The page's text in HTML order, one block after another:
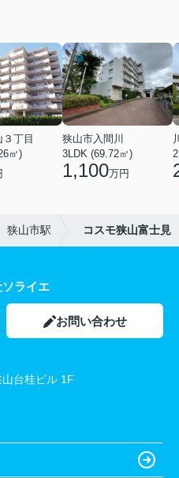
３丁目
㎡)
狭山市入間川
3LDK (69.72㎡)
1,100万円
狭山市駅 コスモ狭山富士見
ライエ
お問い合わせ
台桂ビル 1F